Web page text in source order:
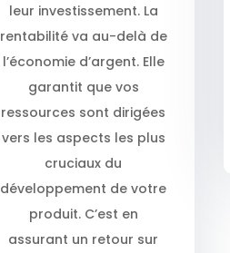
leur investissement. La
rentabilité va au-delà de
l’économie d’argent. Elle
garantit que vos
ressources sont dirigées
vers les aspects les plus
cruciaux du
développement de votre
produit. C’est en
assurant un retour sur